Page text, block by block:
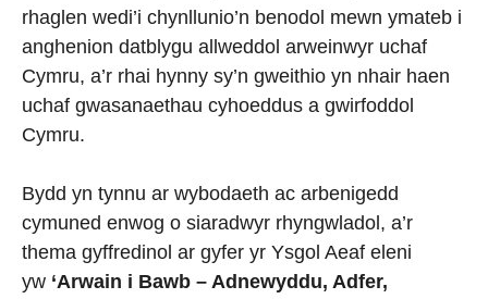
rhaglen wedi’i chynllunio’n benodol mewn ymateb i
anghenion datblygu allweddol arweinwyr uchaf
Cymru, a’r rhai hynny sy’n gweithio yn nhair haen
uchaf gwasanaethau cyhoeddus a gwirfoddol
Cymru.
Bydd yn tynnu ar wybodaeth ac arbenigedd
cymuned enwog o siaradwyr rhyngwladol, a’r
thema gyffredinol ar gyfer yr Ysgol Aeaf eleni
yw ‘Arwain i Bawb – Adnewyddu, Adfer,